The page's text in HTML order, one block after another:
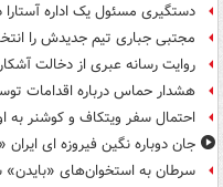
دستگیری مسئول یک اداره آستارا
مجتبی جباری تیم جدیدش را
روایت رسانه عبری از دخالت
هشدار حماس درباره اقدامات
احتمال سفر ویتکاف و کوشنر به
جان دوباره نگین فیروزه ای ایران
سرطان به استخوان‌های